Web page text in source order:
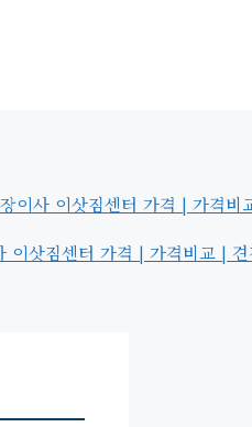
이사 이삿짐센터 가격 | 가격
이삿짐센터 가격 | 가격비교 |